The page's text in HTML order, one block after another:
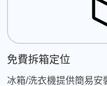
免費拆箱定位
冰箱/洗衣機提供簡易